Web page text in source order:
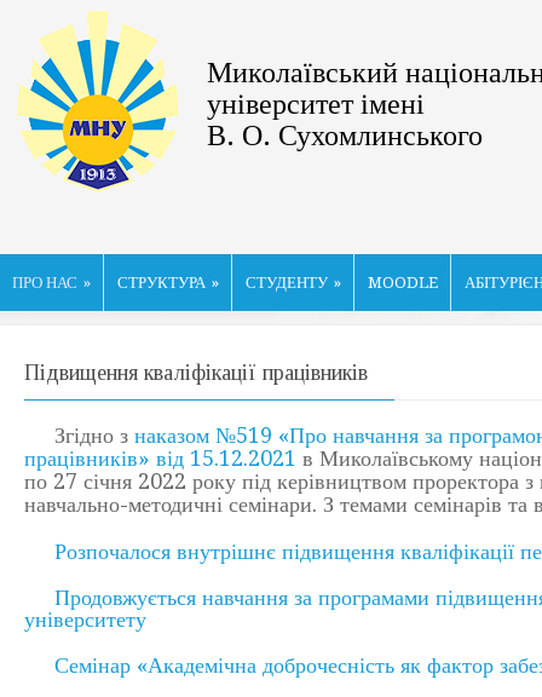
Миколаївський
університет імені
В. О. Сухомлинського
ПРО НАС » СТРУКТУРА » СТУДЕНТУ » MOODLE
Підвищення кваліфікації працівників
Згідно з наказом №519 «Про навчання за програмою
працівників» від 15.12.2021 в Миколаївському
по 27 січня 2022 року під керівництвом проректора
навчально-методичні семінари. З темами семінарів
Розпочалося внутрішнє підвищення кваліфікації
Продовжується навчання за програмами
університету
Семінар «Академічна доброчесність як фактор